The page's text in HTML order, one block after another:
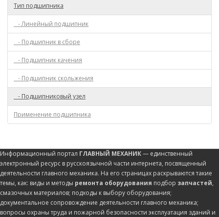
Тип подшипника
- Линейный подшипник
- Подшипник в сборе
- Подшипник качения
- Подшипник скольжения
- Подшипниковый узел
Применение подшипника
Информационный портал ГЛАВНЫЙ МЕХАНИК— единственный
электронный ресурс в русскоязычной части интернета, посвященный
деятельности главного механика. На его страницах раскрываются такие
темы, как: виды и методы ремонта оборудования подбор запчастей,
смазочных материалов; подходы к выбору оборудования;
документальное сопровождение деятельности главного механика;
вопросы охраны труда и пожарной безопасности эксплуатация зданий и